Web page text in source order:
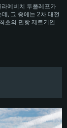
예비치 투폴레프가
, 그 중에는 2차 대전
초의 민항 제트기인